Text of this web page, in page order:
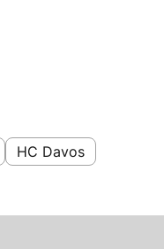
HC Davos